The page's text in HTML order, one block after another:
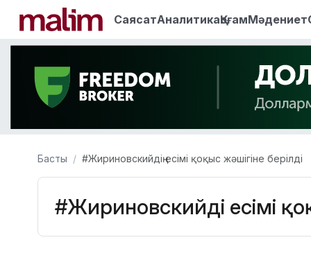
СаясатАналитикаҚоғамМәдениет
Басты #Жириновскийдің есімі қоқыс жәшігіне берілді
#Жириновскийдің есімі